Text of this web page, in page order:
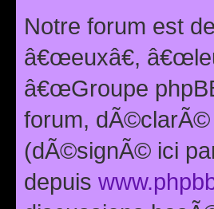
Notre forum est
â€œeuxâ€,
â€œGroupe
forum,
(dÃ©signÃ© ici
depuis